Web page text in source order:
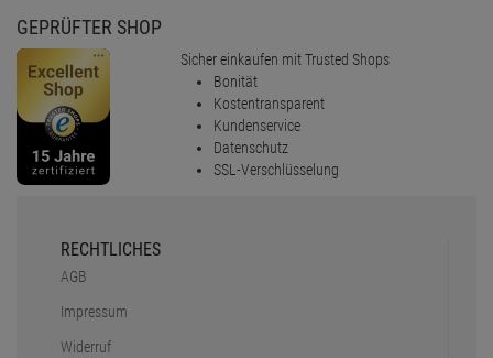
GEPRÜFTER SHOP
Sicher einkaufen mit Trusted Shops
Bonität
Kostentransparent
Kundenservice
Datenschutz
SSL-Verschlüsselung
RECHTLICHES
AGB
Impressum
Widerruf